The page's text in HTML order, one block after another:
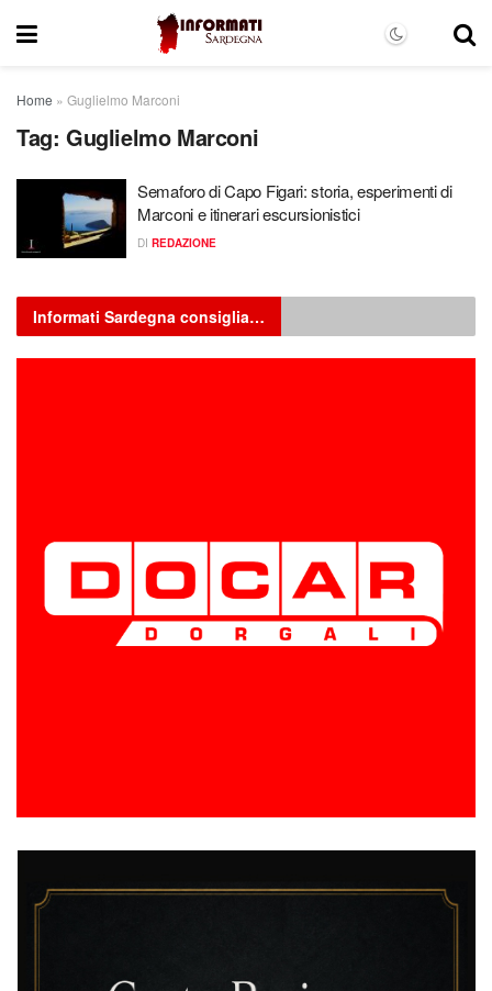
Home » Guglielmo Marconi
Tag: Guglielmo Marconi
Semaforo di Capo Figari: storia, esperimenti di
Marconi e itinerari escursionistici
DI REDAZIONE
Informati Sardegna consiglia…